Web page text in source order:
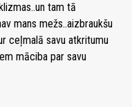
tam tā
mans mežs..aizbraukšu
ceļmalā savu atkritumu
māciba par savu